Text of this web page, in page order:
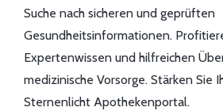
Suche nach sicheren und geprüften
Gesundheitsinformationen.
Expertenwissen und hilfreichen
medizinische Vorsorge. Stärken Sie
Sternenlicht Apothekenportal.